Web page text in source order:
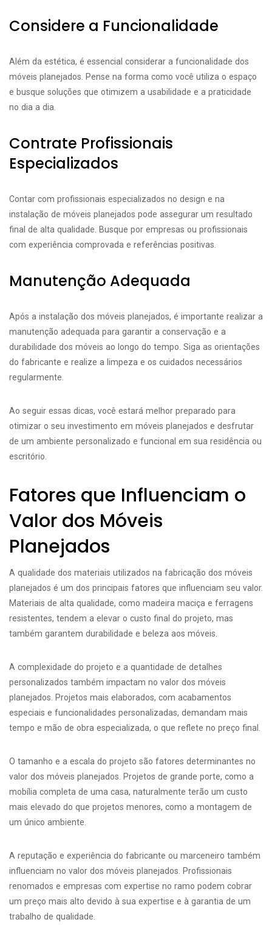
Considere a Funcionalidade
Além da estética, é essencial considerar a funcionalidade dos
móveis planejados. Pense na forma como você utiliza o espaço
e busque soluções que otimizem a usabilidade e a praticidade
no dia a dia.
Contrate Profissionais
Especializados
Contar com profissionais especializados no design e na
instalação de móveis planejados pode assegurar um resultado
final de alta qualidade. Busque por empresas ou profissionais
com experiência comprovada e referências positivas.
Manutenção Adequada
Após a instalação dos móveis planejados, é importante realizar a
manutenção adequada para garantir a conservação e a
durabilidade dos móveis ao longo do tempo. Siga as orientações
do fabricante e realize a limpeza e os cuidados necessários
regularmente.
Ao seguir essas dicas, você estará melhor preparado para
otimizar o seu investimento em móveis planejados e desfrutar
de um ambiente personalizado e funcional em sua residência ou
escritório.
Fatores que Influenciam o
Valor dos Móveis
Planejados
A qualidade dos materiais utilizados na fabricação dos móveis
planejados é um dos principais fatores que influenciam seu valor.
Materiais de alta qualidade, como madeira maciça e ferragens
resistentes, tendem a elevar o custo final do projeto, mas
também garantem durabilidade e beleza aos móveis.
A complexidade do projeto e a quantidade de detalhes
personalizados também impactam no valor dos móveis
planejados. Projetos mais elaborados, com acabamentos
especiais e funcionalidades personalizadas, demandam mais
tempo e mão de obra especializada, o que reflete no preço final.
O tamanho e a escala do projeto são fatores determinantes no
valor dos móveis planejados. Projetos de grande porte, como a
mobília completa de uma casa, naturalmente terão um custo
mais elevado do que projetos menores, como a montagem de
um único ambiente.
A reputação e experiência do fabricante ou marceneiro também
influenciam no valor dos móveis planejados. Profissionais
renomados e empresas com expertise no ramo podem cobrar
um preço mais alto devido à sua expertise e à garantia de um
trabalho de qualidade.